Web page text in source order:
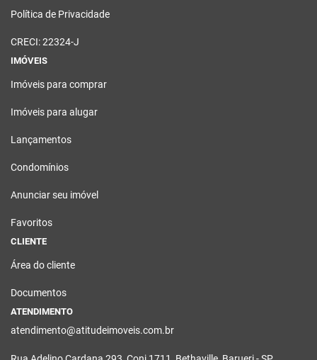
Política de Privacidade
CRECI: 22324-J
IMÓVEIS
Imóveis para comprar
Imóveis para alugar
Lançamentos
Condomínios
Anunciar seu imóvel
Favoritos
CLIENTE
Área do cliente
Documentos
ATENDIMENTO
atendimento@atitudeimoveis.com.br